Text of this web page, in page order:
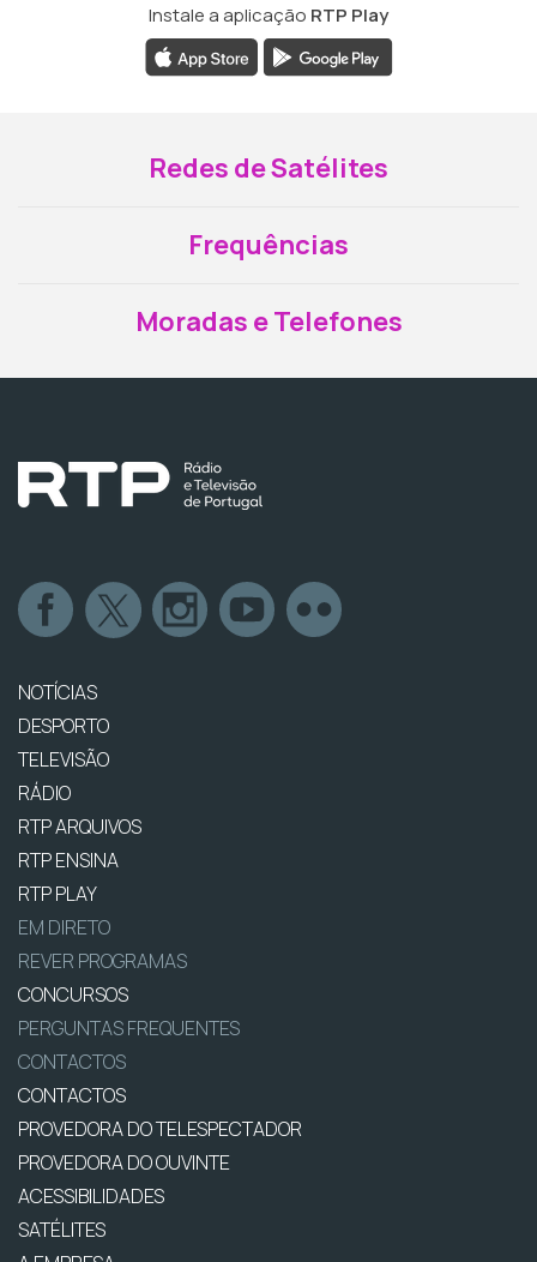
Instale a aplicação RTP Play
Redes de Satélites
Frequências
Moradas e Telefones
NOTÍCIAS
DESPORTO
TELEVISÃO
RÁDIO
RTP ARQUIVOS
RTP ENSINA
RTP PLAY
EM DIRETO
REVER PROGRAMAS
CONCURSOS
PERGUNTAS FREQUENTES
CONTACTOS
CONTACTOS
PROVEDORA DO TELESPECTADOR
PROVEDORA DO OUVINTE
ACESSIBILIDADES
SATÉLITES